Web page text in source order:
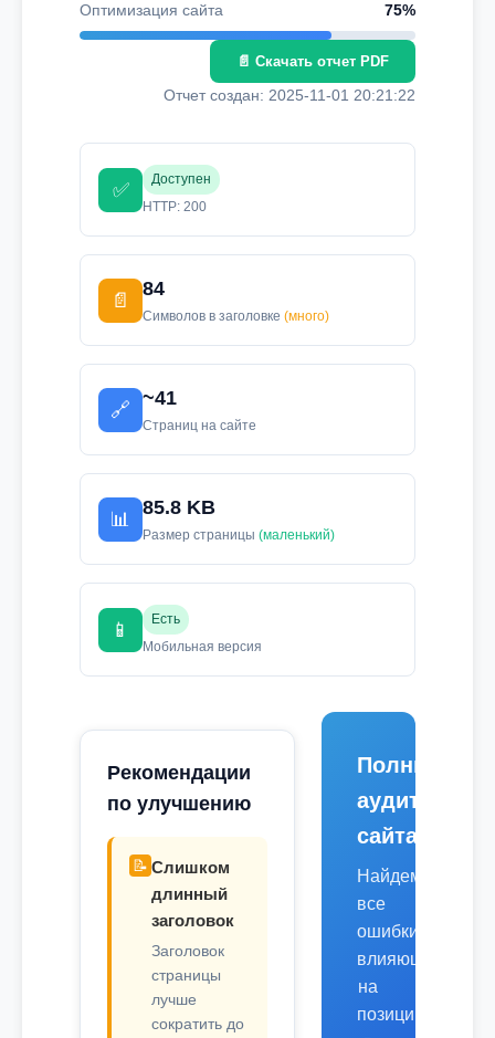
Оптимизация сайта 75%
📄 Скачать отчет PDF
Отчет создан: 2025-11-01 20:21:22
✅
Доступен
HTTP: 200
📄
84
Символов в заголовке (много)
🔗
~41
Страниц на сайте
📊
85.8 KB
Размер страницы (маленький)
📱
Есть
Мобильная версия
Рекомендации
по улучшению
📝 Слишком
длинный
заголовок
Заголовок
страницы
лучше
сократить до
Полный
аудит
сайта
Найдем
все
ошибки,
влияющие
на
позиции